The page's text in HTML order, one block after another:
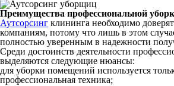
Преимущества профессиональной
Аутсорсинг клининга необходимо
компаниям, потому что лишь в этом
полностью уверенным в надежности
Среди достоинств деятельности
выделяются следующие нюансы:
для уборки помещений используется
профессиональная техника;